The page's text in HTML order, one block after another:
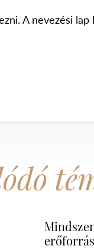
A nevezési
erőforrás